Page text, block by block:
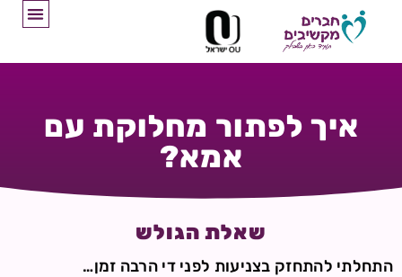
איך לפתור מחלוקת עם
אמא?
שאלת הגולש
התחלתי להתחזק בצניעות לפני די הרבה זמן…